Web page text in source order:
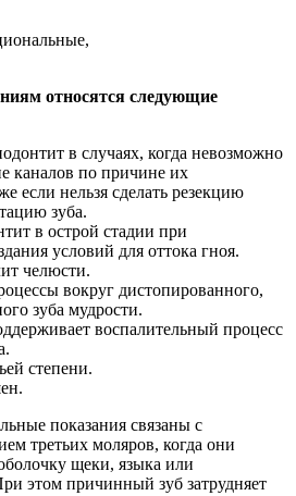
относятся следующие
в случаях, когда невозможно
каналов по причине их
если нельзя сделать резекцию
зуба.
в острой стадии при
условий для оттока гноя.
челюсти.
вокруг дистопированного,
зуба мудрости.
воспалительный процесс
степени.
показания связаны с
третьих моляров, когда они
щеки, языка или
этом причинный зуб затрудняет